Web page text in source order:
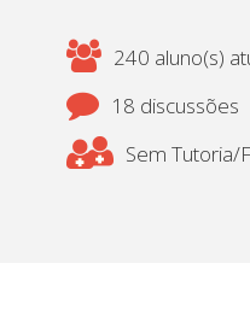
240 aluno(s)
18 discussões
Sem Tutoria/